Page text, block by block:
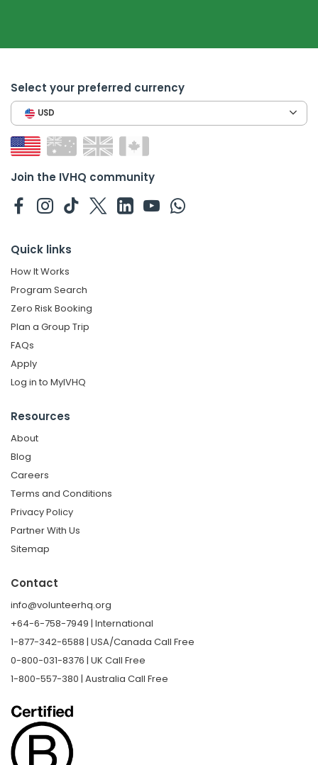
Select your preferred currency
USD
Join the IVHQ community
Quick links
How It Works
Program Search
Zero Risk Booking
Plan a Group Trip
FAQs
Apply
Log in to MyIVHQ
Resources
About
Blog
Careers
Terms and Conditions
Privacy Policy
Partner With Us
Sitemap
Contact
info@volunteerhq.org
+64-6-758-7949 | International
1-877-342-6588 | USA/Canada Call Free
0-800-031-8376 | UK Call Free
1-800-557-380 | Australia Call Free